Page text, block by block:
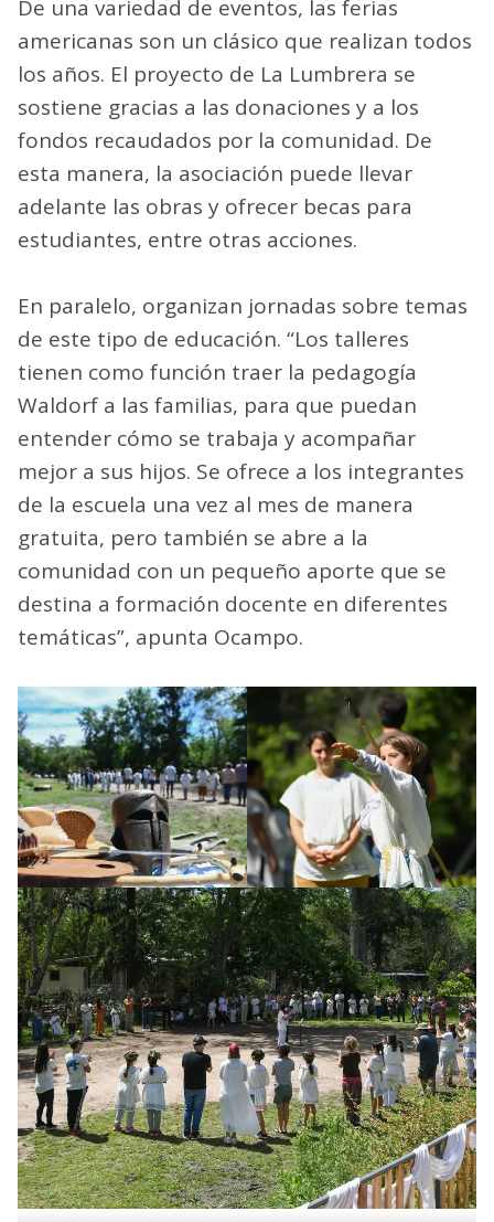
De una variedad de eventos, las ferias
americanas son un clásico que realizan todos
los años. El proyecto de La Lumbrera se
sostiene gracias a las donaciones y a los
fondos recaudados por la comunidad. De
esta manera, la asociación puede llevar
adelante las obras y ofrecer becas para
estudiantes, entre otras acciones.
En paralelo, organizan jornadas sobre temas
de este tipo de educación. “Los talleres
tienen como función traer la pedagogía
Waldorf a las familias, para que puedan
entender cómo se trabaja y acompañar
mejor a sus hijos. Se ofrece a los integrantes
de la escuela una vez al mes de manera
gratuita, pero también se abre a la
comunidad con un pequeño aporte que se
destina a formación docente en diferentes
temáticas”, apunta Ocampo.